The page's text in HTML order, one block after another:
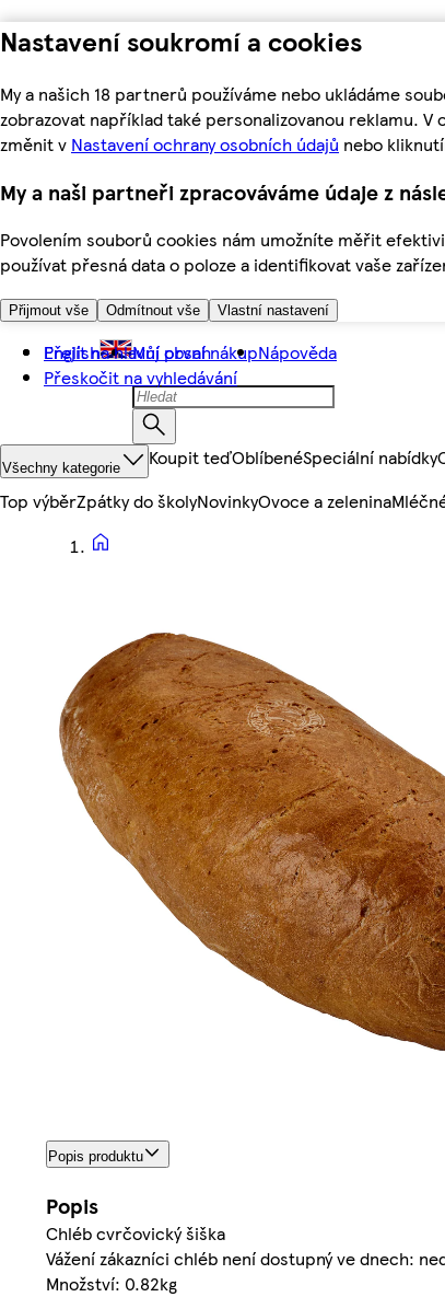
Nastavení soukromí a cookies
My a našich 18 partnerů používáme nebo ukládáme
zobrazovat například také personalizovanou reklamu.
změnit v Nastavení ochrany osobních údajů nebo
My a naši partneři zpracováváme údaje z
Povolením souborů cookies nám umožníte měřit
používat přesná data o poloze a identifikovat vaše
Přijmout vše Odmítnout vše Vlastní nastavení
Přejít na hlavní obsah
Přeskočit na vyhledávání
English Můj první nákupNápověda
Všechny kategorie Koupit teďOblíbenéSpeciální nabídky
Top výběrZpátky do školyNovinkyOvoce a zelenina
Popis produktu
Popis
Chléb cvrčovický šiška
Vážení zákazníci chléb není dostupný ve dnech:
Množství: 0.82kg